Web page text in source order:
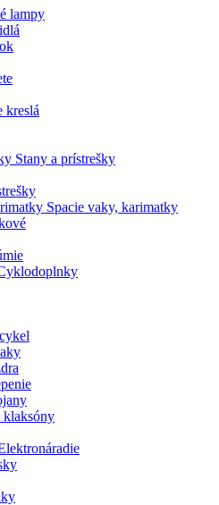
lampy
kreslá
Stany a prístrešky
Spacie vaky, karimatky
klaksóny